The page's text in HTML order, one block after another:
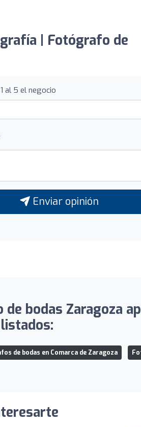
| Fotógrafo de
al 5 el negocio
Enviar opinión
bodas Zaragoza
listados:
de bodas en Comarca de Zaragoza